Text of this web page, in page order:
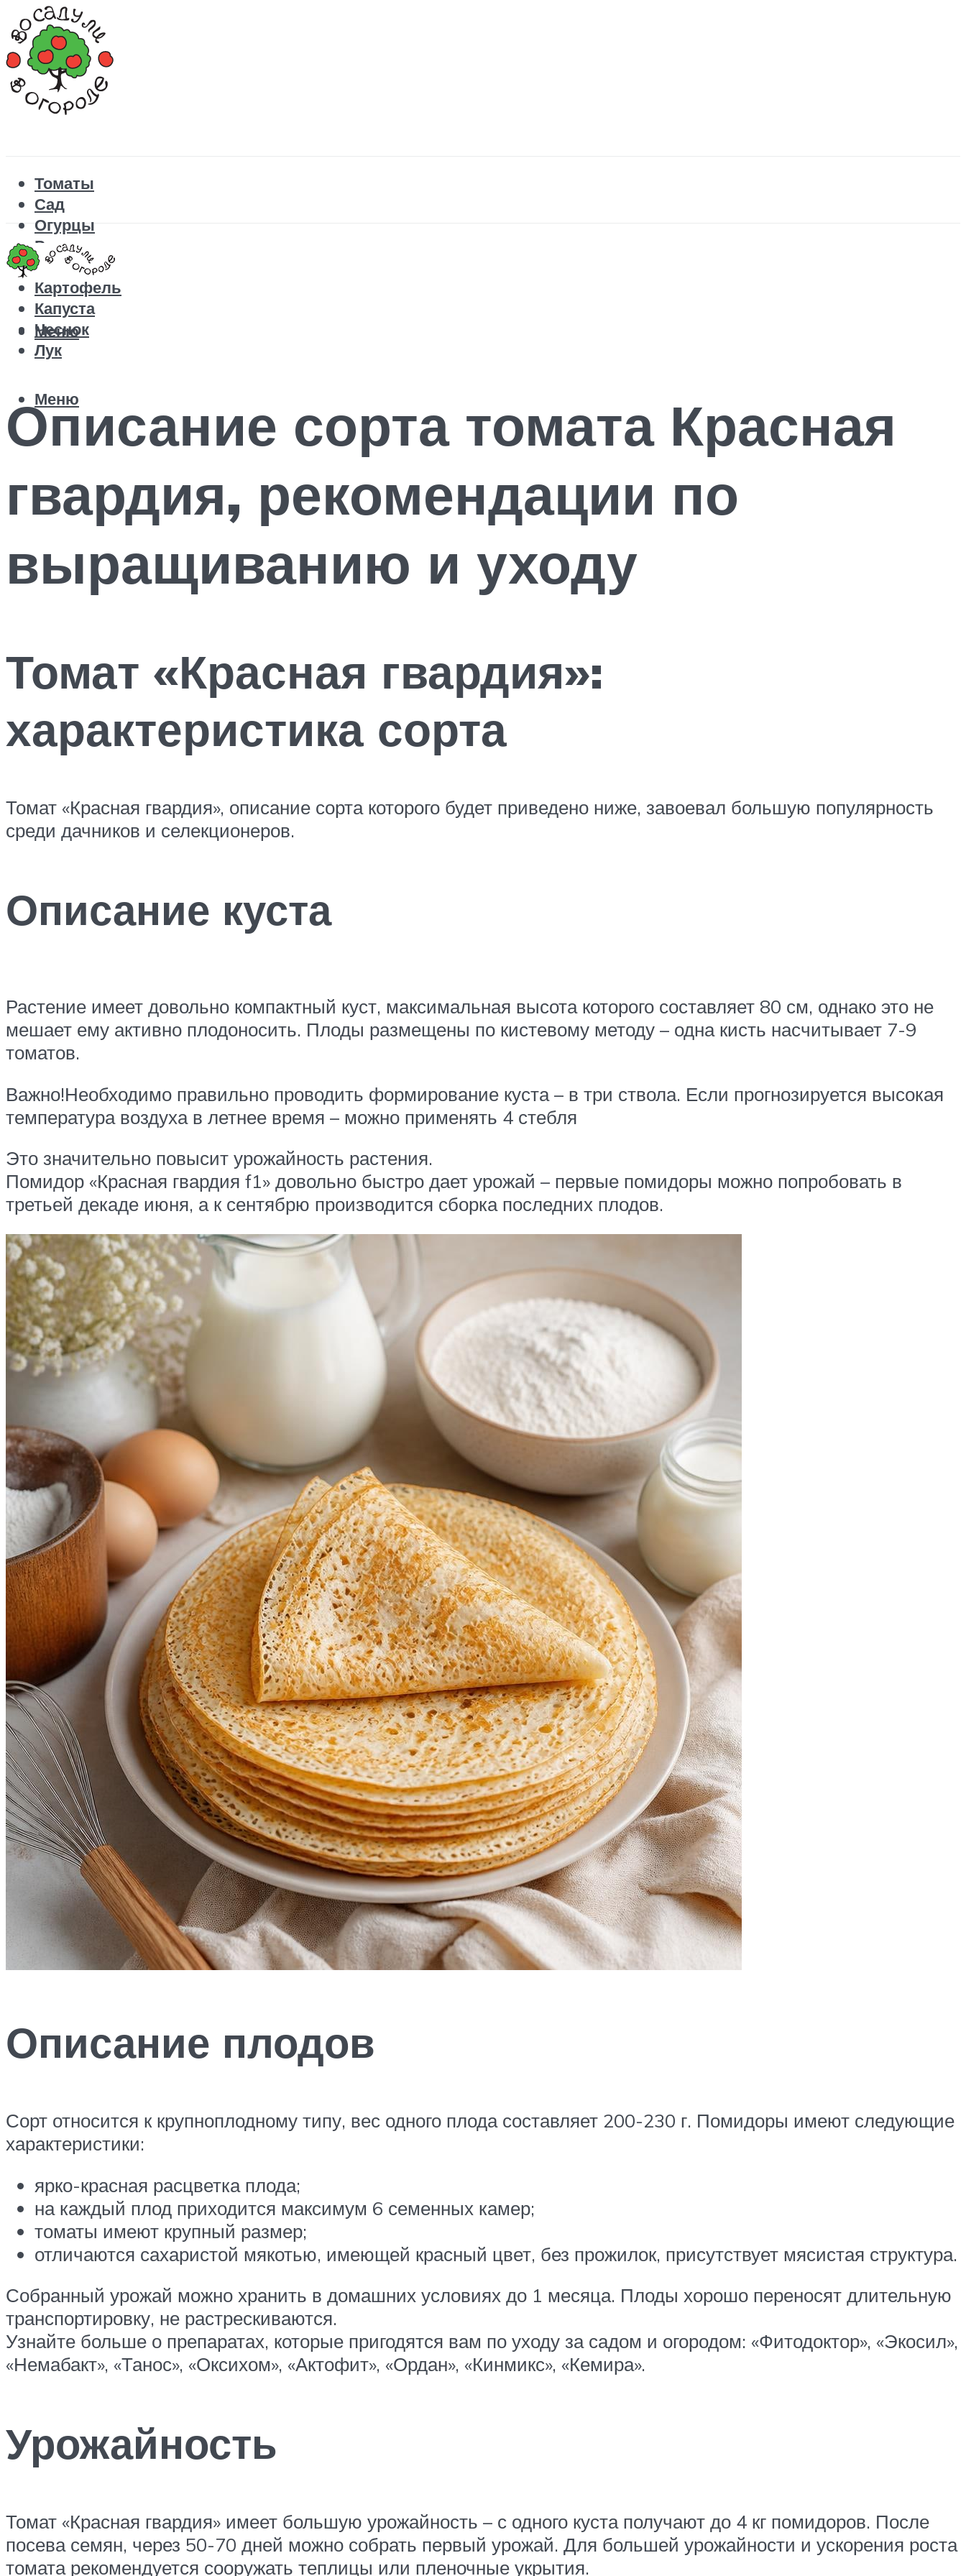
Томаты
Сад
Огурцы
Рецепты
Перец
Картофель
Капуста
Чеснок
Лук
Меню
Меню
Описание сорта томата Красная
гвардия, рекомендации по
выращиванию и уходу
Томат «Красная гвардия»:
характеристика сорта
Томат «Красная гвардия», описание сорта которого будет приведено ниже, завоевал большую популярность
среди дачников и селекционеров.
Описание куста
Растение имеет довольно компактный куст, максимальная высота которого составляет 80 см, однако это не
мешает ему активно плодоносить. Плоды размещены по кистевому методу – одна кисть насчитывает 7-9
томатов.
Важно!Необходимо правильно проводить формирование куста – в три ствола. Если прогнозируется высокая
температура воздуха в летнее время – можно применять 4 стебля
Это значительно повысит урожайность растения.
Помидор «Красная гвардия f1» довольно быстро дает урожай – первые помидоры можно попробовать в
третьей декаде июня, а к сентябрю производится сборка последних плодов.
Описание плодов
Сорт относится к крупноплодному типу, вес одного плода составляет 200-230 г. Помидоры имеют следующие
характеристики:
ярко-красная расцветка плода;
на каждый плод приходится максимум 6 семенных камер;
томаты имеют крупный размер;
отличаются сахаристой мякотью, имеющей красный цвет, без прожилок, присутствует мясистая структура.
Собранный урожай можно хранить в домашних условиях до 1 месяца. Плоды хорошо переносят длительную
транспортировку, не растрескиваются.
Узнайте больше о препаратах, которые пригодятся вам по уходу за садом и огородом: «Фитодоктор», «Экосил»,
«Немабакт», «Танос», «Оксихом», «Актофит», «Ордан», «Кинмикс», «Кемира».
Урожайность
Томат «Красная гвардия» имеет большую урожайность – с одного куста получают до 4 кг помидоров. После
посева семян, через 50-70 дней можно собрать первый урожай. Для большей урожайности и ускорения роста
томата рекомендуется сооружать теплицы или пленочные укрытия.